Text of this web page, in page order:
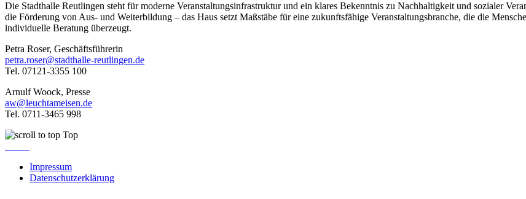
Die Stadthalle Reutlingen steht für moderne Veranstaltungsinfrastruktur und ein klares Bekenntnis zu Nachhaltigkeit und sozialer
die Förderung von Aus- und Weiterbildung – das Haus setzt Maßstäbe für eine zukunftsfähige Veranstaltungsbranche, die die
individuelle Beratung überzeugt.
Petra Roser, Geschäftsführerin
petra.roser@stadthalle-reutlingen.de
Tel. 07121-3355 100
Arnulf Woock, Presse
aw@leuchtameisen.de
Tel. 0711-3465 998
Top
Impressum
Datenschutzerklärung